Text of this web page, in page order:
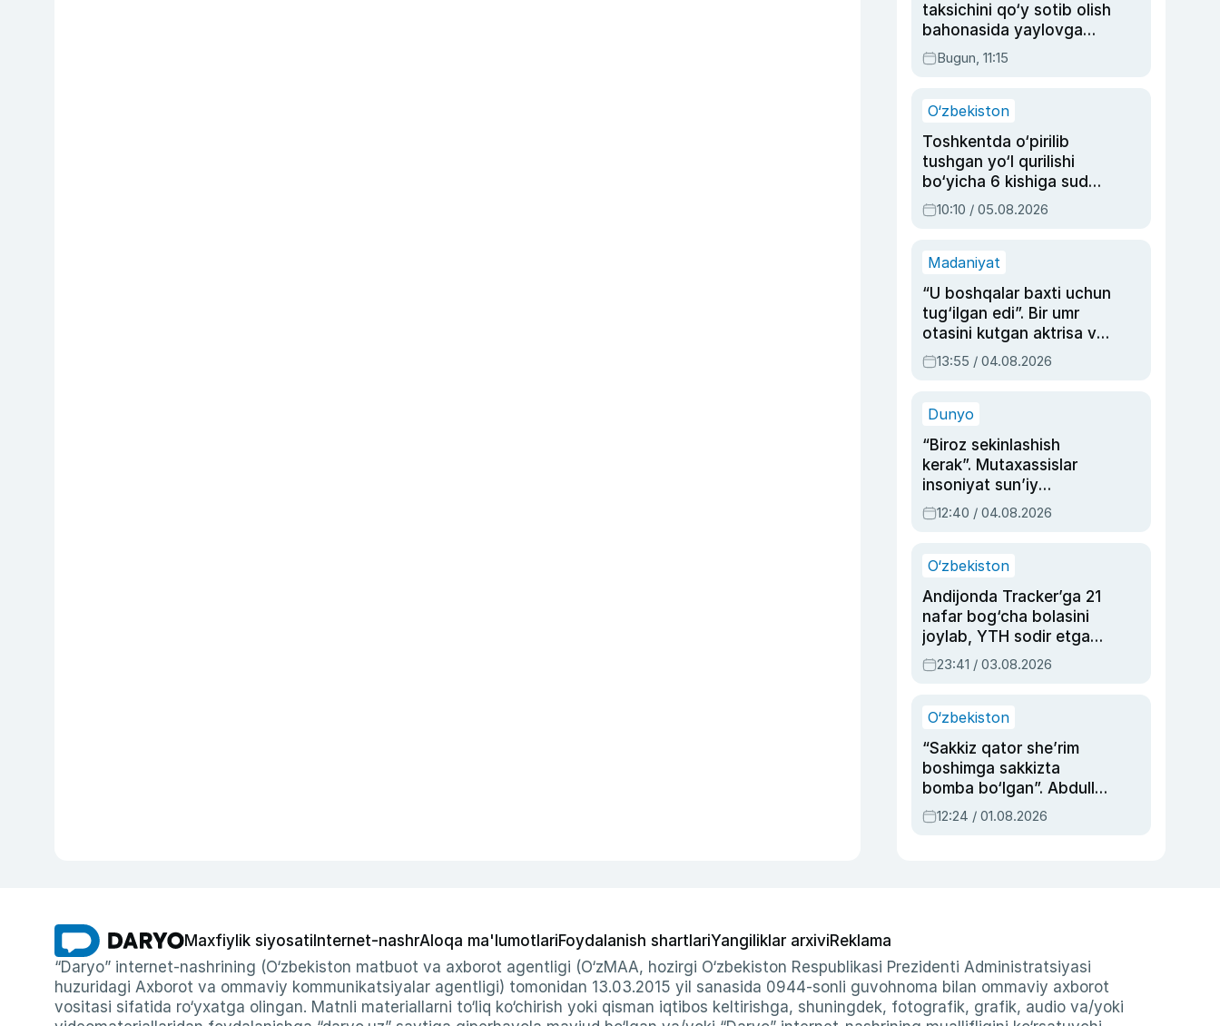
taksichini qo‘y sotib olish
bahonasida yaylovga
olib borib o‘ldirgan yigit
20 yilga qamaldi
Bugun, 11:15
O‘zbekiston
Toshkentda o‘pirilib
tushgan yo‘l qurilishi
bo‘yicha 6 kishiga sud
hukmi o‘qildi
10:10 / 05.08.2026
Madaniyat
“U boshqalar baxti uchun
tug‘ilgan edi”. Bir umr
otasini kutgan aktrisa va
dublyaj ustasi Rimma
Ahmedovaning
13:55 / 04.08.2026
Dunyo
“Biroz sekinlashish
kerak”. Mutaxassislar
insoniyat sun’iy
intellektni boshqara
olmay qolishidan xavotir
12:40 / 04.08.2026
O‘zbekiston
Andijonda Tracker’ga 21
nafar bog‘cha bolasini
joylab, YTH sodir etgan
ayolga sud hukmi o‘qildi
23:41 / 03.08.2026
O‘zbekiston
“Sakkiz qator she’rim
boshimga sakkizta
bomba bo‘lgan”. Abdulla
Oripovni siyosiy
ayblovlardan asrab
12:24 / 01.08.2026
Maxfiylik siyosati Internet-nashrAloqa ma'lumotlariFoydalanish shartlariYangiliklar arxiviReklama
“Daryo” internet-nashrining (O‘zbekiston matbuot va axborot agentligi (O‘zMAA, hozirgi O‘zbekiston Respublikasi Prezidenti Administratsiyasi
huzuridagi Axborot va ommaviy kommunikatsiyalar agentligi) tomonidan 13.03.2015 yil sanasida 0944-sonli guvohnoma bilan ommaviy axborot
vositasi sifatida ro‘yxatga olingan. Matnli materiallarni to‘liq ko‘chirish yoki qisman iqtibos keltirishga, shuningdek, fotografik, grafik, audio va/yoki